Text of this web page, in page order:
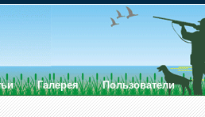
Галерея Пользователи